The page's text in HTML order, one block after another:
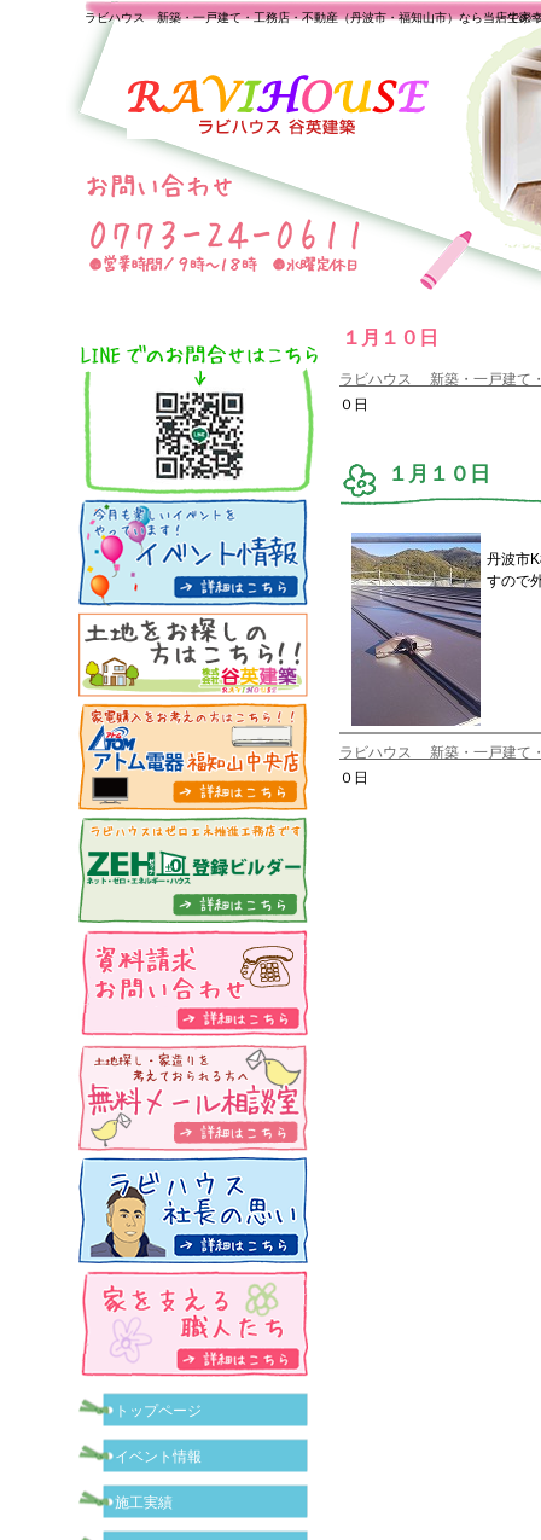
１月１０日
一生の
ラビハウス 新築・一戸建て・工務店・不動産（丹波市・福知山市）なら当店で家
ラビハウス 新築・一戸建て
０日
１月１０日
丹波市
すので
ラビハウス 新築・一戸建て
０日
トップページ
イベント情報
施工実績